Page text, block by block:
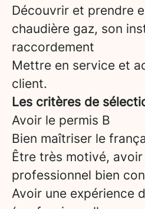
Découvrir et prendre
chaudière gaz, son
raccordement
Mettre en service et
client.
Les critères de
Avoir le permis B
Bien maîtriser le
Être très motivé,
professionnel bien
Avoir une expérience